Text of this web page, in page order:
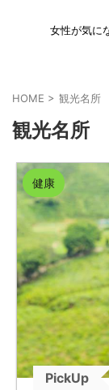
女性が気に
HOME > 観光名所
観光名所
健康
PickUp